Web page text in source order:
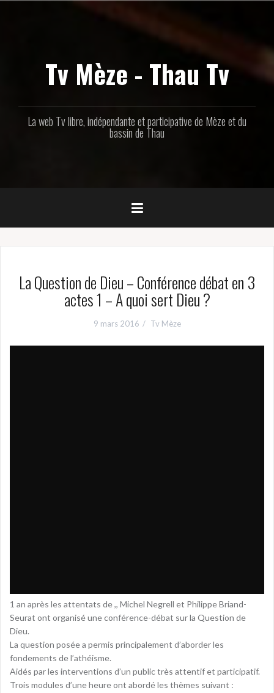
Tv Mèze - Thau Tv
La web Tv libre, indépendante et participative de Mèze et du
bassin de Thau
La Question de Dieu – Conférence débat en 3
actes 1 – A quoi sert Dieu ?
9 mars 2016 Tv Mèze
1 an après les attentats de ,, Michel Negrell et Philippe Briand-
Seurat ont organisé une conférence-débat sur la Question de
Dieu.
La question posée a permis principalement d’aborder les
fondements de l’athéisme.
Aidés par les interventions d’un public très attentif et participatif.
Trois modules d’une heure ont abordé les thèmes suivant :